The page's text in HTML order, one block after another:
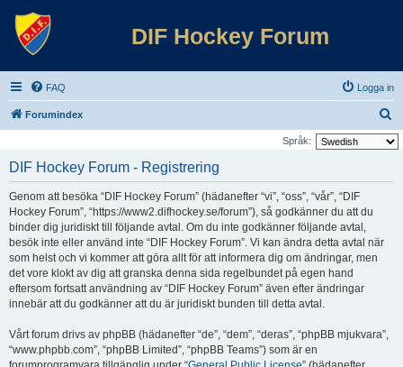
DIF Hockey Forum
FAQ Logga in
Forumindex
ö
Språk:
DIF Hockey Forum - Registrering
Genom att besöka “DIF Hockey Forum” (hädanefter “vi”, “oss”, “vår”, “DIF
Hockey Forum”, “https://www2.difhockey.se/forum”), så godkänner du att du
binder dig juridiskt till följande avtal. Om du inte godkänner följande avtal,
besök inte eller använd inte “DIF Hockey Forum”. Vi kan ändra detta avtal när
som helst och vi kommer att göra allt för att informera dig om ändringar, men
det vore klokt av dig att granska denna sida regelbundet på egen hand
eftersom fortsatt användning av “DIF Hockey Forum” även efter ändringar
innebär att du godkänner att du är juridiskt bunden till detta avtal.
Vårt forum drivs av phpBB (hädanefter “de”, “dem”, “deras”, “phpBB mjukvara”,
“www.phpbb.com”, “phpBB Limited”, “phpBB Teams”) som är en